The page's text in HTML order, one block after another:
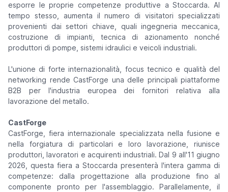
esporre le proprie competenze produttive a Stoccarda. Al
tempo stesso, aumenta il numero di visitatori specializzati
provenienti dai settori chiave, quali ingegneria meccanica,
costruzione di impianti, tecnica di azionamento nonché
produttori di pompe, sistemi idraulici e veicoli industriali.
L'unione di forte internazionalità, focus tecnico e qualità del
networking rende CastForge una delle principali piattaforme
B2B per l'industria europea dei fornitori relativa alla
lavorazione del metallo.
CastForge
CastForge, fiera internazionale specializzata nella fusione e
nella forgiatura di particolari e loro lavorazione, riunisce
produttori, lavoratori e acquirenti industriali. Dal 9 all'11 giugno
2026, questa fiera a Stoccarda presenterà l'intera gamma di
competenze: dalla progettazione alla produzione fino al
componente pronto per l'assemblaggio. Parallelamente, il